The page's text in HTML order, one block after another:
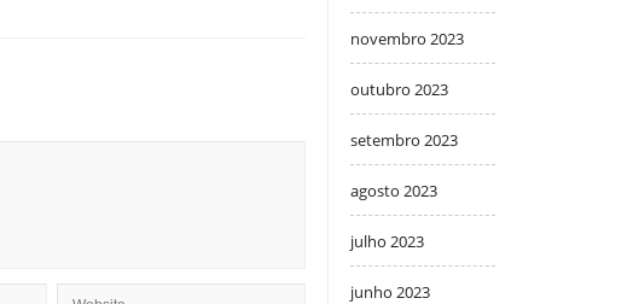
novembro 2023
outubro 2023
setembro 2023
agosto 2023
julho 2023
junho 2023